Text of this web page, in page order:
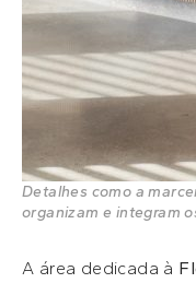
Detalhes como a
organizam e integram
A área dedicada à